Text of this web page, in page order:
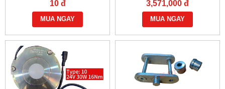
470 BỀN BỈ
10 đ
MUA NGAY
3,571,000 đ
MUA NGAY